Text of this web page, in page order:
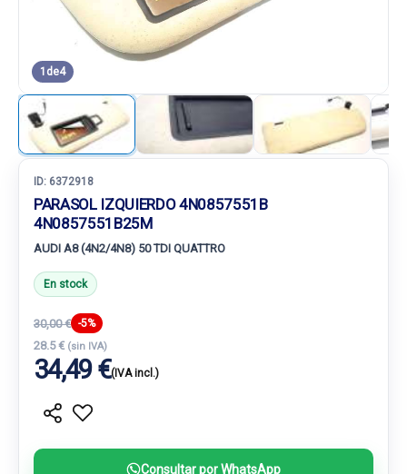
1 de4
ID: 6372918
PARASOL IZQUIERDO 4N0857551B
4N0857551B25M
AUDI A8 (4N2/4N8) 50 TDI QUATTRO
En stock
30,00 € -5%
28.5 € (sin IVA)
34,49 €(IVA incl.)
Consultar por WhatsApp